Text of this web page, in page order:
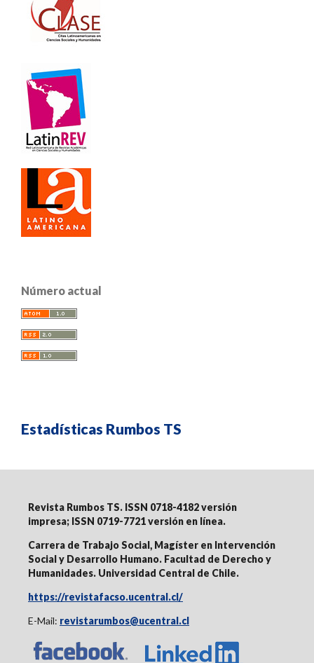
Número actual
Estadísticas Rumbos TS
Revista Rumbos TS. ISSN 0718-4182 versión
impresa; ISSN 0719-7721 versión en línea.
Carrera de Trabajo Social, Magíster en Intervención
Social y Desarrollo Humano. Facultad de Derecho y
Humanidades. Universidad Central de Chile.
https://revistafacso.ucentral.cl/
E-Mail: revistarumbos@ucentral.cl